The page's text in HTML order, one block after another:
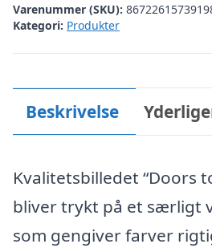
Varenummer (SKU):
Kategori: Produkter
Beskrivelse
Kvalitetsbilledet “Doors
bliver trykt på et særligt
som gengiver farver